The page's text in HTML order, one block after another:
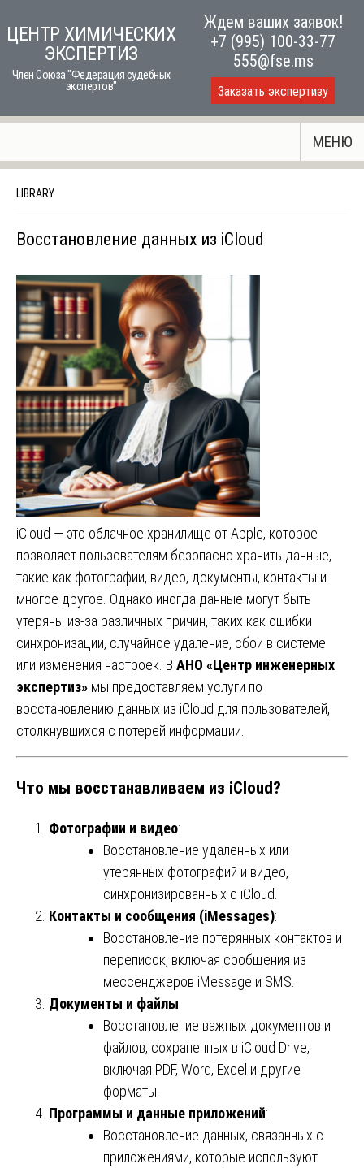
toЦЕНТР ХИМИЧЕСКИХ
ЭКСПЕРТИЗ
Член Союза "Федерация судебных
экспертов"
Ждем ваших заявок!
+7 (995) 100-33-77
555@fse.ms
Заказать экспертизу
МЕНЮ
LIBRARY
Восстановление данных из iCloud
iCloud — это облачное хранилище от Apple, которое
позволяет пользователям безопасно хранить данные,
такие как фотографии, видео, документы, контакты и
многое другое. Однако иногда данные могут быть
утеряны из-за различных причин, таких как ошибки
синхронизации, случайное удаление, сбои в системе
или изменения настроек. В АНО «Центр инженерных
экспертиз» мы предоставляем услуги по
восстановлению данных из iCloud для пользователей,
столкнувшихся с потерей информации.
Что мы восстанавливаем из iCloud?
Фотографии и видео:
Восстановление удаленных или
утерянных фотографий и видео,
синхронизированных с iCloud.
Контакты и сообщения (iMessages):
Восстановление потерянных контактов и
переписок, включая сообщения из
мессенджеров iMessage и SMS.
Документы и файлы:
Восстановление важных документов и
файлов, сохраненных в iCloud Drive,
включая PDF, Word, Excel и другие
форматы.
Программы и данные приложений:
Восстановление данных, связанных с
приложениями, которые используют